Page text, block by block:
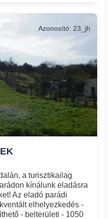
Azonosító: 23_jh
a turisztikailag
kínálunk eladásra
Az eladó parádi
elhelyezkedés -
- belterületi - 1050